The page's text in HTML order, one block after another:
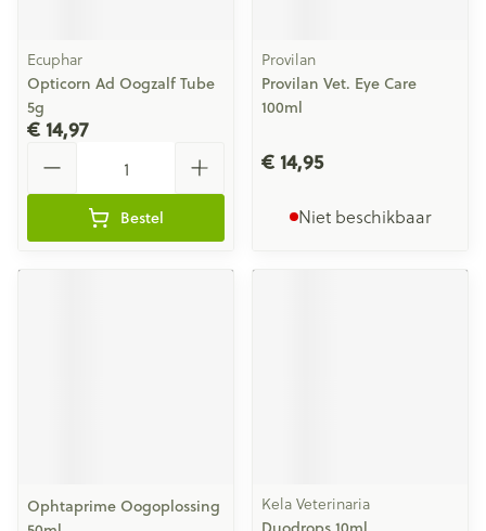
Ecuphar
Opticorn Ad Oogzalf Tube
5g
€ 14,97
Bestel
Provilan
Provilan Vet. Eye Care
100ml
€ 14,95
Niet beschikbaar
Ophtaprime Oogoplossing
Kela Veterinaria